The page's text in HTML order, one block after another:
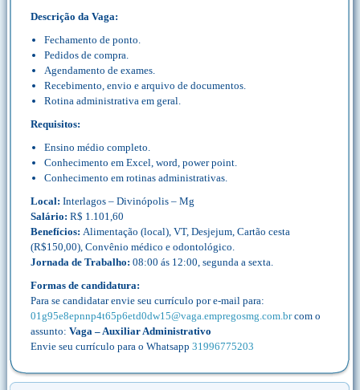
Descrição da Vaga:
Fechamento de ponto.
Pedidos de compra.
Agendamento de exames.
Recebimento, envio e arquivo de documentos.
Rotina administrativa em geral.
Requisitos:
Ensino médio completo.
Conhecimento em Excel, word, power point.
Conhecimento em rotinas administrativas.
Local: Interlagos – Divinópolis – Mg
Salário: R$ 1.101,60
Benefícios: Alimentação (local), VT, Desjejum, Cartão cesta
(R$150,00), Convênio médico e odontológico.
Jornada de Trabalho: 08:00 ás 12:00, segunda a sexta.
Formas de candidatura:
Para se candidatar envie seu currículo por e-mail para:
01g95e8epnnp4t65p6etd0dw15@vaga.empregosmg.com.brcom o
assunto: Vaga – Auxiliar Administrativo
Envie seu currículo para o Whatsapp 31996775203